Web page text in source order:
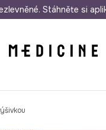
Odeslání i do
Stáhněte si